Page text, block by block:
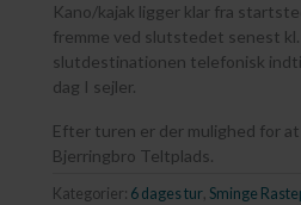
Kano/kajak ligger klar fra
fremme ved slutstedet senest
slutdestinationen telefonisk
dag I sejler.
Efter turen er der mulighed for
Bjerringbro Teltplads.
Kategorier: 6 dages tur, Sminge